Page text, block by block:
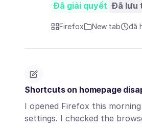
Đã giải quyết Đã lưu
Firefox New tab đã
Shortcuts on homepage
I opened Firefox this
settings. I checked the